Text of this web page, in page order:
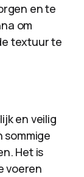
en te
om
textuur te
en veilig
sommige
Het is
voeren